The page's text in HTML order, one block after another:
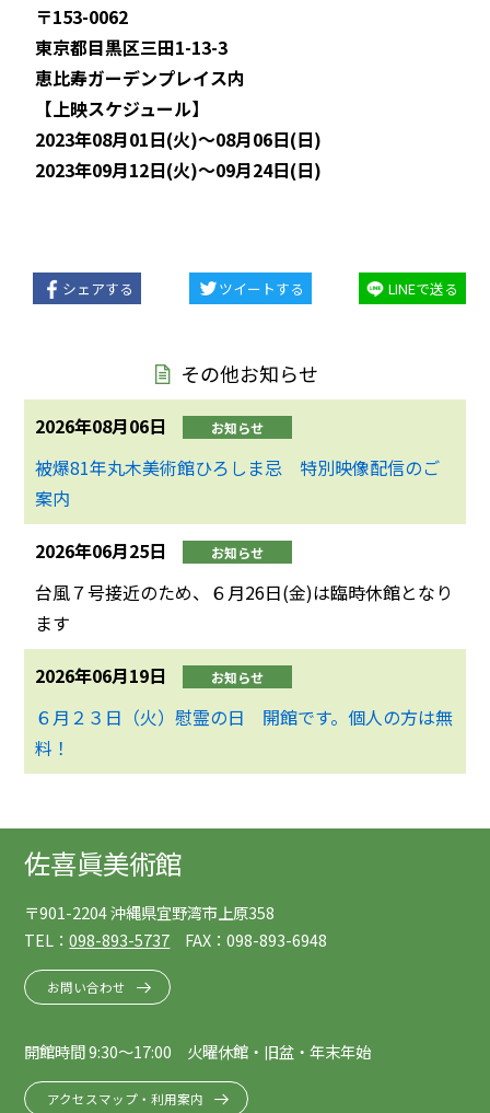
〒153-0062
東京都目黒区三田1-13-3
恵比寿ガーデンプレイス内
【上映スケジュール】
2023年08月01日(火)～08月06日(日)
2023年09月12日(火)～09月24日(日)
シェアする ツイートする LINEで送る
その他お知らせ
2026年08月06日 お知らせ
被爆81年丸木美術館ひろしま忌 特別映像配信のご
案内
2026年06月25日
お知らせ
台風７号接近のため、６月26日(金)は臨時休館となり
ます
2026年06月19日
お知らせ
６月２３日（火）慰霊の日 開館です。個人の方は無
料！
佐喜眞美術館
〒901-2204 沖縄県宜野湾市上原358
TEL：098-893-5737 FAX：098-893-6948
お問い合わせ
開館時間 9:30～17:00 火曜休館・旧盆・年末年始
アクセスマップ・利用案内